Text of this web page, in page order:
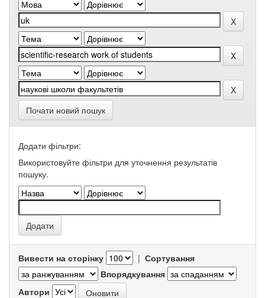
Почати новий пошук
Додати фільтри:
Використовуйте фільтри для уточнення результатів
пошуку.
Вивести на сторінку | Сортування
Впорядкування
Автори